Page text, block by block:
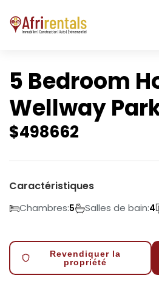
5 Bedroom
Wellway
$498662
Caractéristiques
Chambres:5 Salles de bain:4
Revendiquer la
propriété